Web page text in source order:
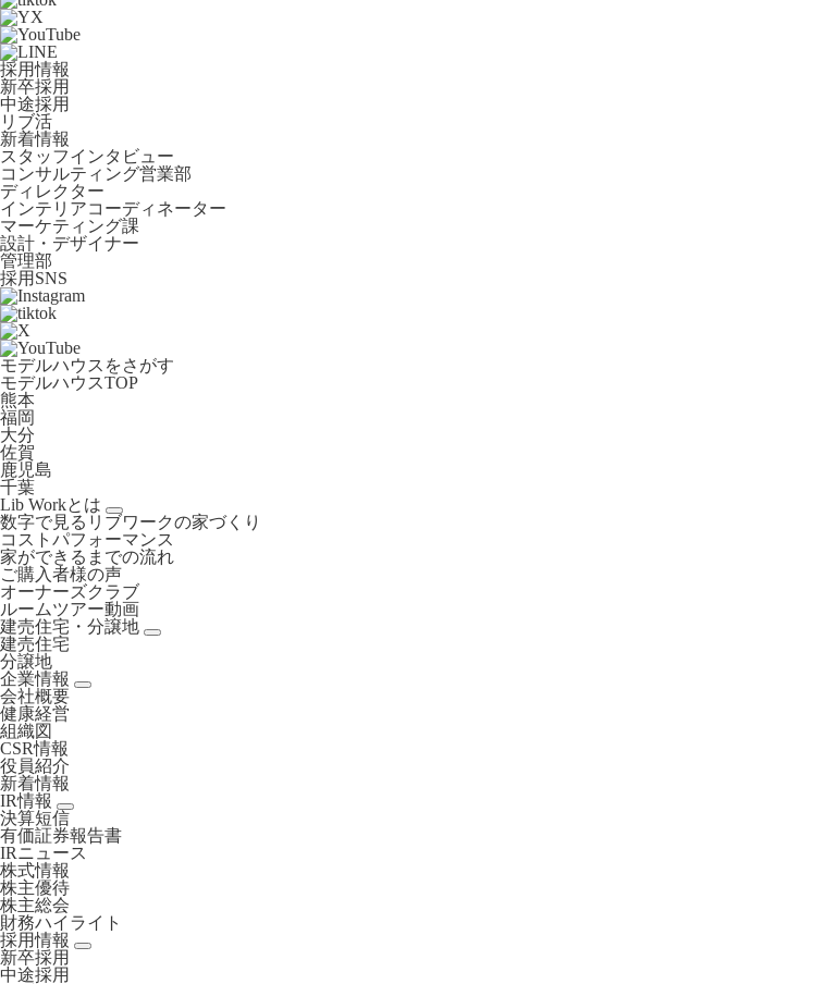
採用情報
新卒採用
中途採用
リブ活
新着情報
スタッフインタビュー
コンサルティング営業部
ディレクター
インテリアコーディネーター
マーケティング課
設計・デザイナー
管理部
採用SNS
モデルハウスをさがす
モデルハウスTOP
熊本
福岡
大分
佐賀
鹿児島
千葉
Lib Workとは
数字で見るリブワークの家づくり
コストパフォーマンス
家ができるまでの流れ
ご購入者様の声
オーナーズクラブ
ルームツアー動画
建売住宅・分譲地
建売住宅
分譲地
企業情報
会社概要
健康経営
組織図
CSR情報
役員紹介
新着情報
IR情報
決算短信
有価証券報告書
IRニュース
株式情報
株主優待
株主総会
財務ハイライト
採用情報
新卒採用
中途採用